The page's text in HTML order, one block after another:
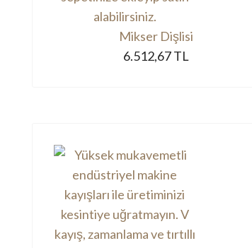
Mikser Dişlisi
6.512,67 TL